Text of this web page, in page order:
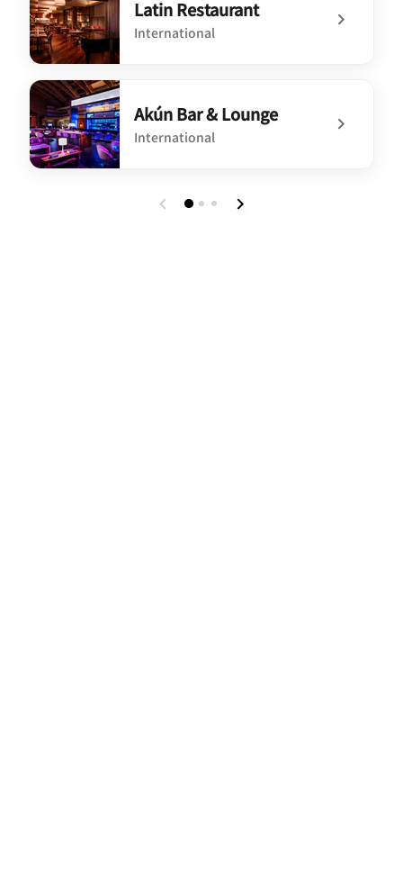
Latin Restaurant
International
undefined Latin Restaurant
Akún Bar & Lounge
International
undefined Akún Bar & Lounge